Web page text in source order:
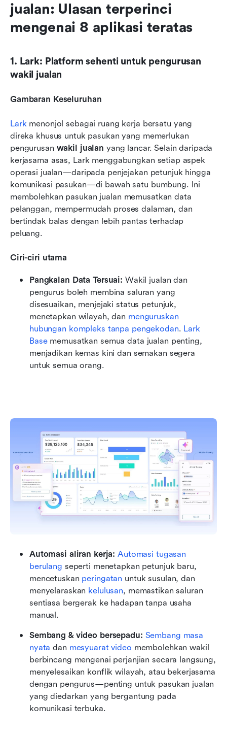
jualan: Ulasan terperinci
mengenai 8 aplikasi teratas
1. Lark: Platform sehenti untuk pengurusan
wakil jualan
Gambaran Keseluruhan
Lark menonjol sebagai ruang kerja bersatu yang
direka khusus untuk pasukan yang memerlukan
pengurusan wakil jualan yang lancar. Selain daripada
kerjasama asas, Lark menggabungkan setiap aspek
operasi jualan—daripada penjejakan petunjuk hingga
komunikasi pasukan—di bawah satu bumbung. Ini
membolehkan pasukan jualan memusatkan data
pelanggan, mempermudah proses dalaman, dan
bertindak balas dengan lebih pantas terhadap
peluang.
Ciri-ciri utama
Pangkalan Data Tersuai: Wakil jualan dan
pengurus boleh membina saluran yang
disesuaikan, menjejaki status petunjuk,
menetapkan wilayah, dan menguruskan
hubungan kompleks tanpa pengekodan. Lark
Base memusatkan semua data jualan penting,
menjadikan kemas kini dan semakan segera
untuk semua orang.
Automasi aliran kerja: Automasi tugasan
berulang seperti menetapkan petunjuk baru,
mencetuskan peringatan untuk susulan, dan
menyelaraskan kelulusan, memastikan saluran
sentiasa bergerak ke hadapan tanpa usaha
manual.
Sembang & video bersepadu: Sembang masa
nyata dan mesyuarat video membolehkan wakil
berbincang mengenai perjanjian secara langsung,
menyelesaikan konflik wilayah, atau bekerjasama
dengan pengurus—penting untuk pasukan jualan
yang diedarkan yang bergantung pada
komunikasi terbuka.